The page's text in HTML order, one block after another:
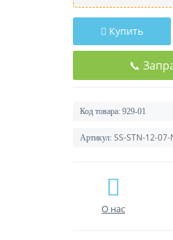
Купить
📞
Код товара: 929-01
Артикул: SS-STN-12-07-
О нас